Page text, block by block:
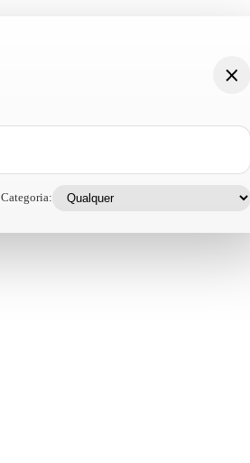
Categoria: